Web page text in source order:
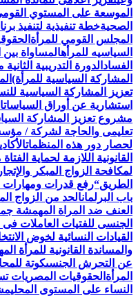
الموسعة على المستوي
الصحيةخطة تنفيذية لتنفيذ
المجلس القومي للمرأة
السياسيه للمرأهالمساواة
الفساد الدورة التدريبية
المشاركة السياسية للمرأة)
تعزيز المشاركة السياسية
استشارية عن أوراق السياسات
مشروع تعزيز المشاركة
تعليمى والحاجة لشركة /
لحصار دور هذه المنظمات
القانونية اللازمة لحماية
لمكافحة الزواج المبكر
الطريق“رفع قدرات ومهارات
باب البرلمانالحد من الزواج
العنف ضد المراة المهمشة
الجنسى للفتيات العاملات فى
القيادات النسائية لخوض
والمساندة القانونية للمرأة
عن التحرش الجنسىكوتة
المرأة الحقوقيات المصريات
النساء على المستوى المحلي